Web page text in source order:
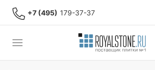
+7 (495) 179-37-37